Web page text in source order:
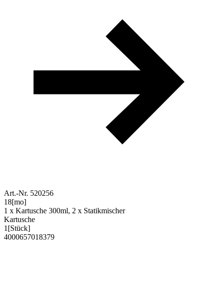
Art.-Nr. 520256
18[mo]
1 x Kartusche 300ml, 2 x Statikmischer
Kartusche
1 [Stück]
4000657018379